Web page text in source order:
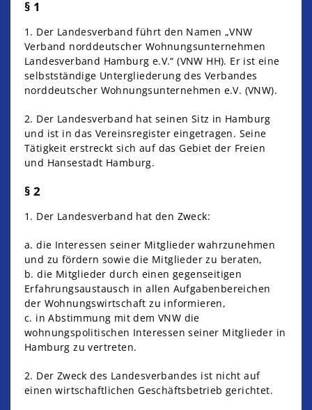
§ 1
1. Der Landesverband führt den Namen „VNW
Verband norddeutscher Wohnungsunternehmen
Landesverband Hamburg e.V.“ (VNW HH). Er ist eine
selbstständige Untergliederung des Verbandes
norddeutscher Wohnungsunternehmen e.V. (VNW).
2. Der Landesverband hat seinen Sitz in Hamburg
und ist in das Vereinsregister eingetragen. Seine
Tätigkeit erstreckt sich auf das Gebiet der Freien
und Hansestadt Hamburg.
§ 2
1. Der Landesverband hat den Zweck:
a. die Interessen seiner Mitglieder wahrzunehmen
und zu fördern sowie die Mitglieder zu beraten,
b. die Mitglieder durch einen gegenseitigen
Erfahrungsaustausch in allen Aufgabenbereichen
der Wohnungswirtschaft zu informieren,
c. in Abstimmung mit dem VNW die
wohnungspolitischen Interessen seiner Mitglieder in
Hamburg zu vertreten.
2. Der Zweck des Landesverbandes ist nicht auf
einen wirtschaftlichen Geschäftsbetrieb gerichtet.